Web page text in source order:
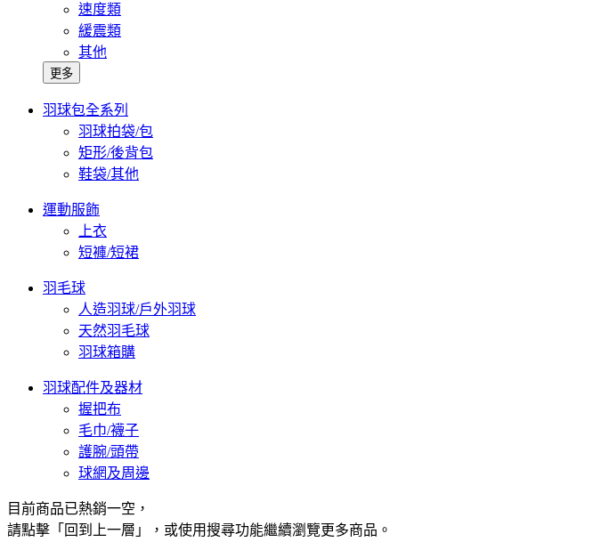
速度類
緩震類
其他
更多
羽球包全系列
羽球拍袋/包
矩形/後背包
鞋袋/其他
運動服飾
上衣
短褲/短裙
羽毛球
人造羽球/戶外羽球
天然羽毛球
羽球箱購
羽球配件及器材
握把布
毛巾/襪子
護腕/頭帶
球網及周邊
目前商品已熱銷一空，
請點擊「回到上一層」，或使用搜尋功能繼續瀏覽更多商品。